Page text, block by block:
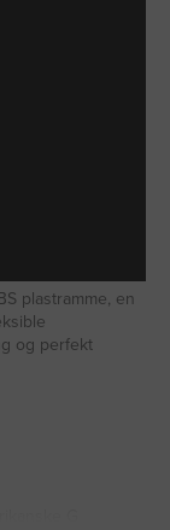
plastramme, en
og perfekt